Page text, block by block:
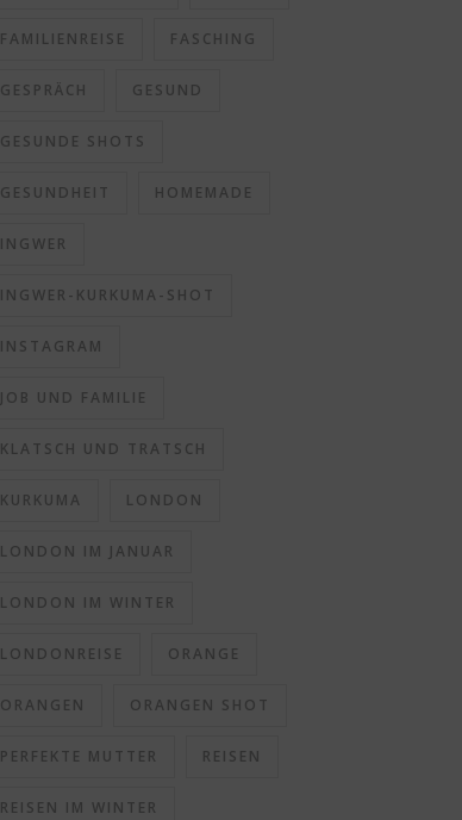
FAMILIENREISE FASCHING
GESPRÄCH GESUND
GESUNDE SHOTS
GESUNDHEIT HOMEMADE
INGWER
INGWER-KURKUMA-SHOT
INSTAGRAM
JOB UND FAMILIE
KLATSCH UND TRATSCH
KURKUMA LONDON
LONDON IM JANUAR
LONDON IM WINTER
LONDONREISE ORANGE
ORANGEN ORANGEN SHOT
PERFEKTE MUTTER REISEN
REISEN IM WINTER